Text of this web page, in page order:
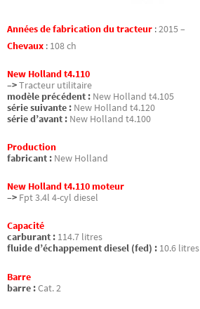
Années de fabrication du tracteur :2015 –
Chevaux : 108 ch
New Holland t4.110
–>Tracteur utilitaire
modèle précédent : New Holland t4.105
série suivante : New Holland t4.120
série d’avant : New Holland t4.100
Production
fabricant : New Holland
New Holland t4.110 moteur
–> Fpt 3.4l 4-cyl diesel
Capacité
carburant : 114.7 litres
fluide d’échappement diesel (fed) : 10.6 litres
Barre
barre :Cat. 2